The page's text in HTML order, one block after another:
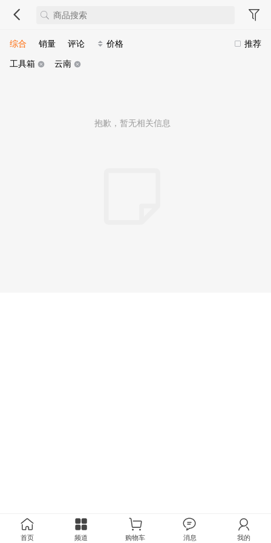
推荐
综合 销量 评论
价格
工具箱
云南
抱歉，暂无相关信息
首页 频道 购物车 消息 我的